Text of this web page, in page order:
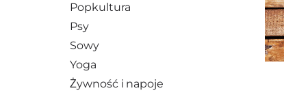
Popkultura
Psy
Sowy
Yoga
Żywność i napoje